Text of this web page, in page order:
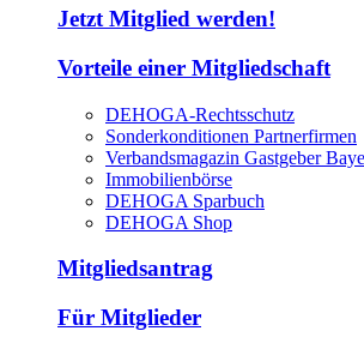
Jetzt Mitglied werden!
Vorteile einer Mitgliedschaft
DEHOGA-Rechtsschutz
Sonderkonditionen Partnerfirmen
Verbandsmagazin Gastgeber
Immobilienbörse
DEHOGA Sparbuch
DEHOGA Shop
Mitgliedsantrag
Für Mitglieder